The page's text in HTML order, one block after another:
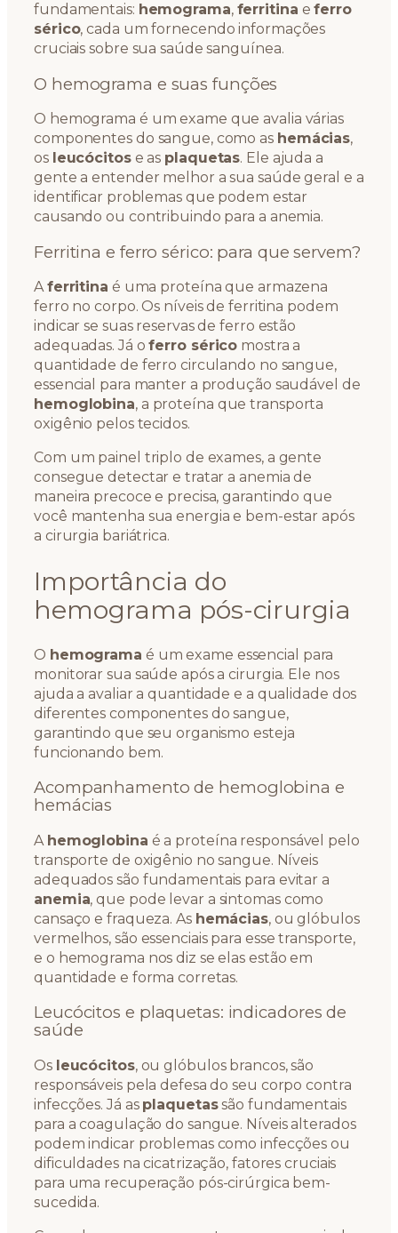
fundamentais: hemograma, ferritina eferro
sérico, cada um fornecendo informações
cruciais sobre sua saúde sanguínea.
O hemograma e suas funções
O hemograma é um exame que avalia várias
componentes do sangue, como as hemácias,
os leucócitose as plaquetas. Ele ajuda a
gente a entender melhor a sua saúde geral e a
identificar problemas que podem estar
causando ou contribuindo para a anemia.
Ferritina e ferro sérico: para que servem?
Aferritina é uma proteína que armazena
ferro no corpo. Os níveis de ferritina podem
indicar se suas reservas de ferro estão
adequadas. Já oferro sérico mostra a
quantidade de ferro circulando no sangue,
essencial para manter a produção saudável de
hemoglobina, a proteína que transporta
oxigênio pelos tecidos.
Com um painel triplo de exames, a gente
consegue detectar e tratar a anemia de
maneira precoce e precisa, garantindo que
você mantenha sua energia e bem-estar após
a cirurgia bariátrica.
Importância do
hemograma pós-cirurgia
O hemograma é um exame essencial para
monitorar sua saúde após a cirurgia. Ele nos
ajuda a avaliar a quantidade e a qualidade dos
diferentes componentes do sangue,
garantindo que seu organismo esteja
funcionando bem.
Acompanhamento de hemoglobina e
hemácias
A hemoglobina é a proteína responsável pelo
transporte de oxigênio no sangue. Níveis
adequados são fundamentais para evitar a
anemia, que pode levar a sintomas como
cansaço e fraqueza. As hemácias, ou glóbulos
vermelhos, são essenciais para esse transporte,
e o hemograma nos diz se elas estão em
quantidade e forma corretas.
Leucócitos e plaquetas: indicadores de
saúde
Os leucócitos, ou glóbulos brancos, são
responsáveis pela defesa do seu corpo contra
infecções. Já as plaquetassão fundamentais
para a coagulação do sangue. Níveis alterados
podem indicar problemas como infecções ou
dificuldades na cicatrização, fatores cruciais
para uma recuperação pós-cirúrgica bem-
sucedida.